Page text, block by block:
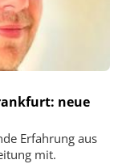
neue
Erfahrung aus
mit.